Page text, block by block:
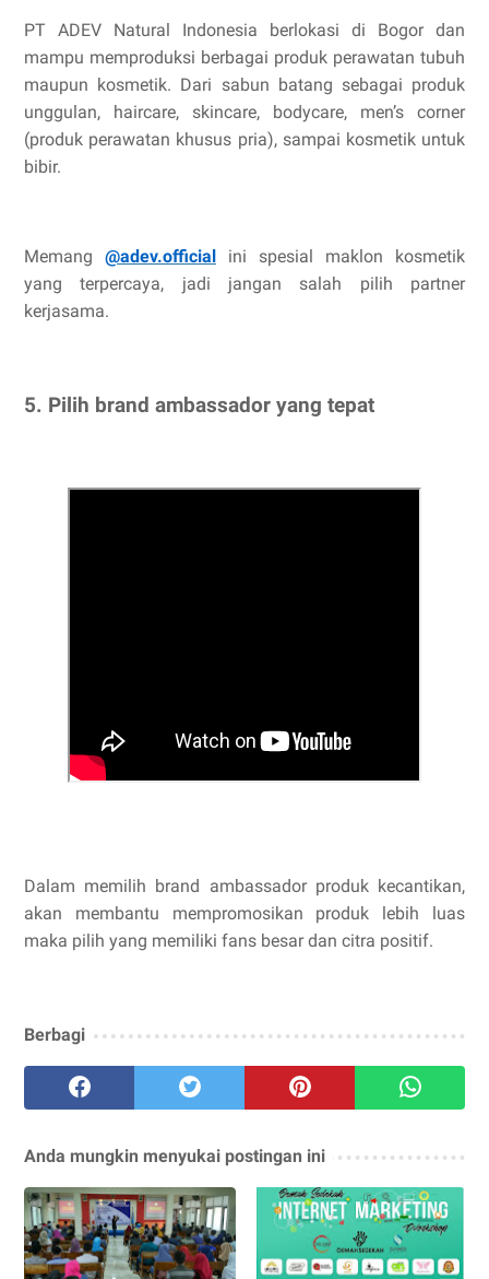
PT ADEV Natural Indonesia berlokasi di Bogor dan
mampu memproduksi berbagai produk perawatan tubuh
maupun kosmetik. Dari sabun batang sebagai produk
unggulan, haircare, skincare, bodycare, men’s corner
(produk perawatan khusus pria), sampai kosmetik untuk
bibir.
Memang @adev.official
ini spesial maklon kosmetik
yang terpercaya, jadi jangan salah pilih partner
kerjasama.
5. Pilih brand ambassador yang tepat
Dalam memilih brand ambassador produk kecantikan,
akan membantu mempromosikan produk lebih luas
maka pilih yang memiliki fans besar dan citra positif.
Berbagi
Anda mungkin menyukai postingan ini